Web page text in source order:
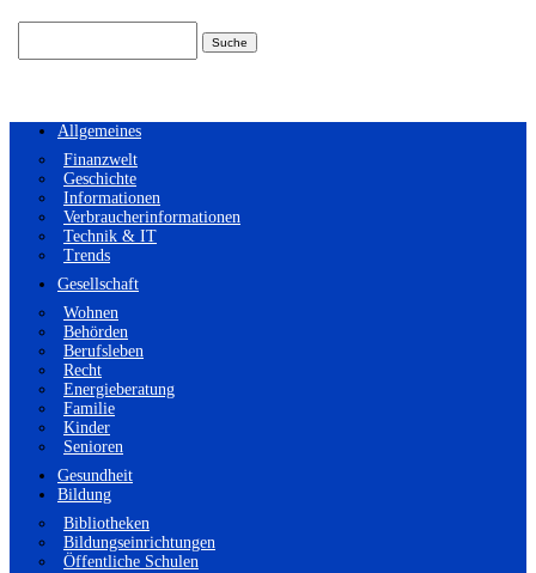
Allgemeines
Finanzwelt
Geschichte
Informationen
Verbraucherinformationen
Technik & IT
Trends
Gesellschaft
Wohnen
Behörden
Berufsleben
Recht
Energieberatung
Familie
Kinder
Senioren
Gesundheit
Bildung
Bibliotheken
Bildungseinrichtungen
Öffentliche Schulen